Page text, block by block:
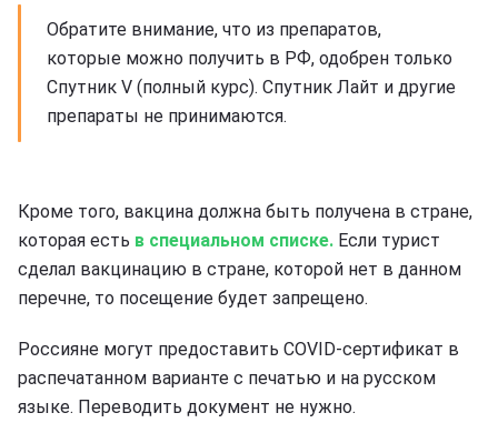
Обратите внимание, что из препаратов,
которые можно получить в РФ, одобрен только
Спутник V (полный курс). Спутник Лайт и другие
препараты не принимаются.
Кроме того, вакцина должна быть получена в стране,
которая есть в специальном списке. Если турист
сделал вакцинацию в стране, которой нет в данном
перечне, то посещение будет запрещено.
Россияне могут предоставить COVID-сертификат в
распечатанном варианте с печатью и на русском
языке. Переводить документ не нужно.